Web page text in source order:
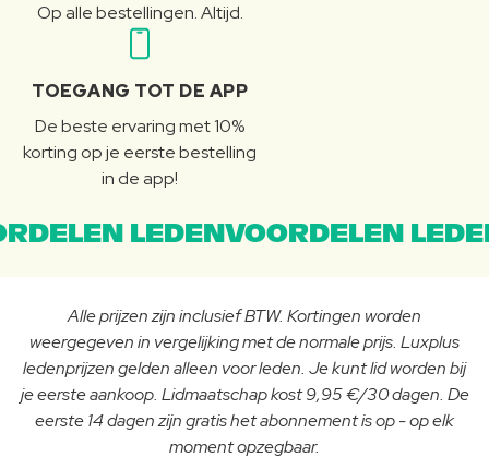
Op alle bestellingen. Altijd.
TOEGANG TOT DE APP
De beste ervaring met 10%
korting op je eerste bestelling
in de app!
LEDENVOORDELEN
Alle prijzen zijn inclusief BTW. Kortingen worden
weergegeven in vergelijking met de normale prijs. Luxplus
ledenprijzen gelden alleen voor leden. Je kunt lid worden bij
je eerste aankoop. Lidmaatschap kost 9,95 €/30 dagen. De
eerste 14 dagen zijn gratis het abonnement is op - op elk
moment opzegbaar.